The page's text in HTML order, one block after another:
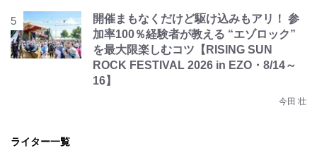
開催まもなくだけど駆け込みもアリ！ 参
加率100％経験者が教える “エゾロック”
を最大限楽しむコツ【RISING SUN
ROCK FESTIVAL 2026 in EZO・8/14～
16】
今田 壮
ライター一覧